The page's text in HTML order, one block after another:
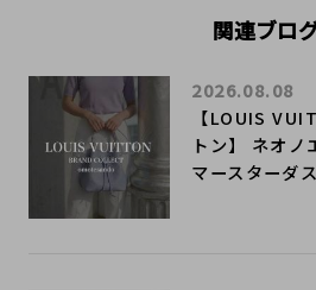
関連ブロ
【LOUIS
トン】 ネオノ
マースターダ
2026.08.08